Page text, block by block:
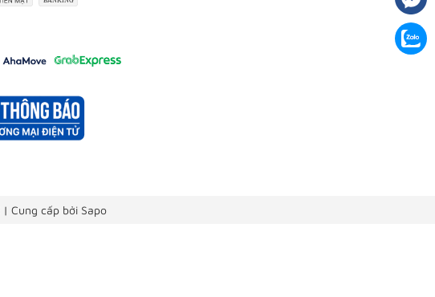
| Cung cấp bởi Sapo